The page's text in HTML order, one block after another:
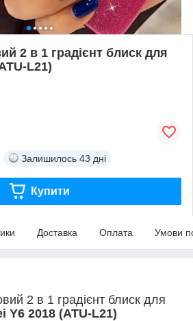
2 в 1 градієнт блиск для
L21)
Залишилось 43 дні
Купити
Доставка Оплата Умови
2 в 1 градієнт блиск для
Y6 2018 (ATU-L21)